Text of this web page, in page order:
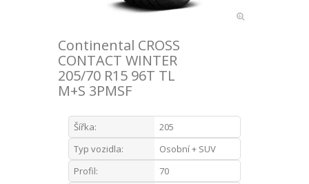
Continental CROSS
CONTACT WINTER
205/70 R15 96T TL
M+S 3PMSF
Šířka:
205
Typ vozidla:
Osobní + SUV
Profil:
70